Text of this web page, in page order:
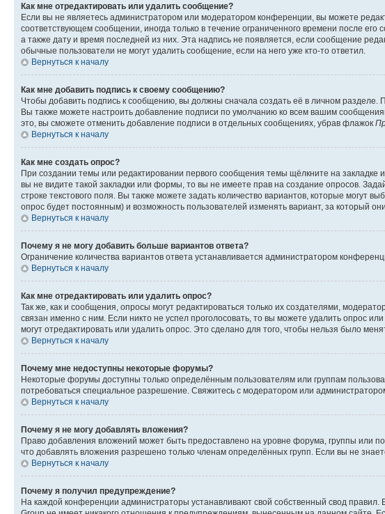
Как мне отредактировать или удалить сообщение?
Если вы не являетесь администратором или модератором конференции, вы можете
соответствующем сообщении, иногда только в течение ограниченного времени после
а также дату и время последней из них. Эта надпись не появляется, если сообщение
обычные пользователи не могут удалить сообщение, если на него уже кто-то ответил.
Вернуться к началу
Как мне добавить подпись к своему сообщению?
Чтобы добавить подпись к сообщению, вы должны сначала создать её в личном разделе.
Вы также можете настроить добавление подписи по умолчанию ко всем вашим
это, вы сможете отменить добавление подписи в отдельных сообщениях, убрав флажок
Вернуться к началу
Как мне создать опрос?
При создании темы или редактировании первого сообщения темы щёлкните на закладке
вы не видите такой закладки или формы, то вы не имеете прав на создание опросов.
строке текстового поля. Вы также можете задать количество вариантов, которые могут
опрос будет постоянным) и возможность пользователей изменять вариант, за который
Вернуться к началу
Почему я не могу добавить больше вариантов ответа?
Ограничение количества вариантов ответа устанавливается администратором
Вернуться к началу
Как мне отредактировать или удалить опрос?
Так же, как и сообщения, опросы могут редактироваться только их создателями,
связан именно с ним. Если никто не успел проголосовать, то вы можете удалить опрос
могут отредактировать или удалить опрос. Это сделано для того, чтобы нельзя было
Вернуться к началу
Почему мне недоступны некоторые форумы?
Некоторые форумы доступны только определённым пользователям или группам
потребоваться специальное разрешение. Свяжитесь с модератором или
Вернуться к началу
Почему я не могу добавлять вложения?
Право добавления вложений может быть предоставлено на уровне форума, группы или
что добавлять вложения разрешено только членам определённых групп. Если вы не
Вернуться к началу
Почему я получил предупреждение?
На каждой конференции администраторы устанавливают свой собственный свод